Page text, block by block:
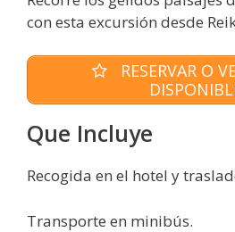
con esta excursión desde
RESERVAR O
Que Incluye
Recogida en el hotel y
Transporte en minibús.